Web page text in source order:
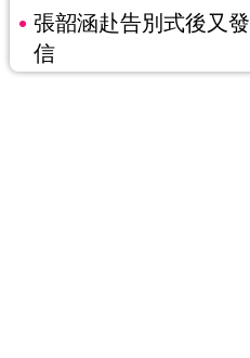
張韶涵赴告別式後又
信